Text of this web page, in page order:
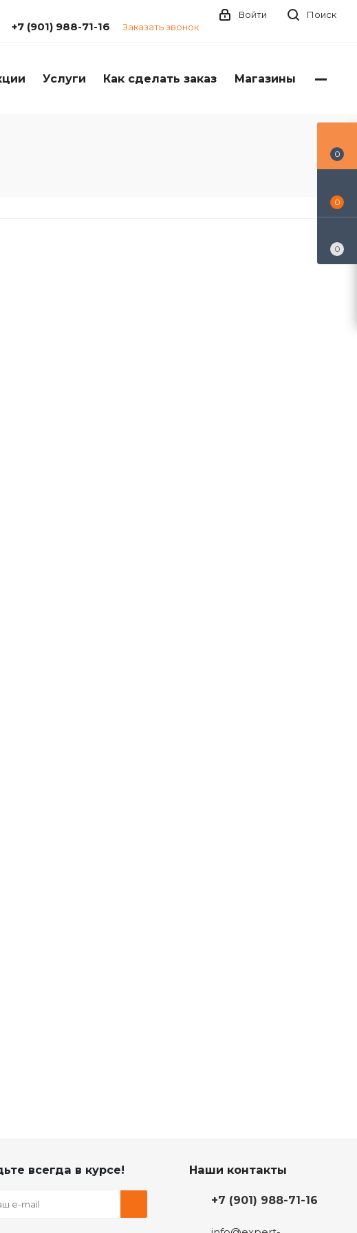
Поиск
Войти
+7 (901) 988-71-16 Заказать звонок
Услуги Как сделать заказ Магазины
всегда в курсе! Наши контакты
+7 (901) 988-71-16
0
0
0